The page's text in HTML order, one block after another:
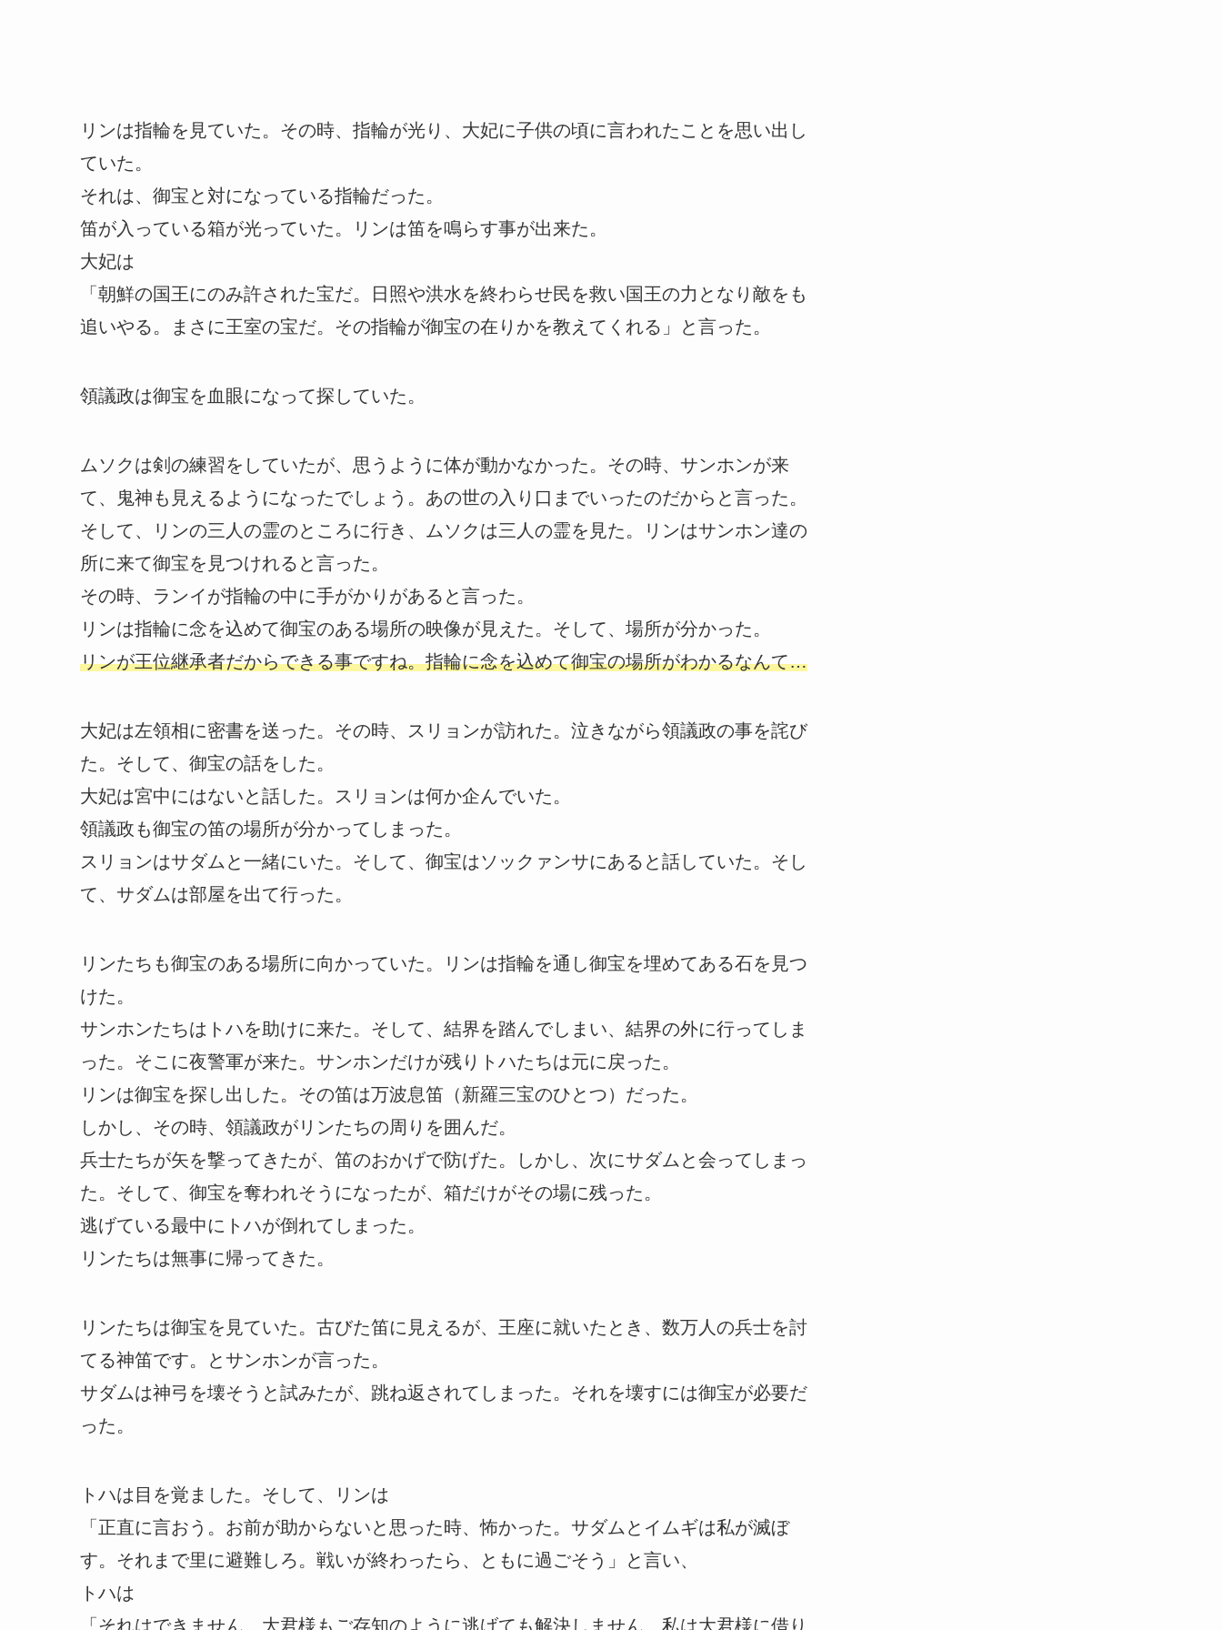
リンは指輪を見ていた。その時、指輪が光り、大妃に子供の頃に言われたことを思い出し
ていた。
それは、御宝と対になっている指輪だった。
笛が入っている箱が光っていた。リンは笛を鳴らす事が出来た。
大妃は
「朝鮮の国王にのみ許された宝だ。日照や洪水を終わらせ民を救い国王の力となり敵をも
追いやる。まさに王室の宝だ。その指輪が御宝の在りかを教えてくれる」と言った。
領議政は御宝を血眼になって探していた。
ムソクは剣の練習をしていたが、思うように体が動かなかった。その時、サンホンが来
て、鬼神も見えるようになったでしょう。あの世の入り口までいったのだからと言った。
そして、リンの三人の霊のところに行き、ムソクは三人の霊を見た。リンはサンホン達の
所に来て御宝を見つけれると言った。
その時、ランイが指輪の中に手がかりがあると言った。
リンは指輪に念を込めて御宝のある場所の映像が見えた。そして、場所が分かった。
リンが王位継承者だからできる事ですね。指輪に念を込めて御宝の場所がわかるなんて…
大妃は左領相に密書を送った。その時、スリョンが訪れた。泣きながら領議政の事を詫び
た。そして、御宝の話をした。
大妃は宮中にはないと話した。スリョンは何か企んでいた。
領議政も御宝の笛の場所が分かってしまった。
スリョンはサダムと一緒にいた。そして、御宝はソックァンサにあると話していた。そし
て、サダムは部屋を出て行った。
リンたちも御宝のある場所に向かっていた。リンは指輪を通し御宝を埋めてある石を見つ
けた。
サンホンたちはトハを助けに来た。そして、結界を踏んでしまい、結界の外に行ってしま
った。そこに夜警軍が来た。サンホンだけが残りトハたちは元に戻った。
リンは御宝を探し出した。その笛は万波息笛（新羅三宝のひとつ）だった。
しかし、その時、領議政がリンたちの周りを囲んだ。
兵士たちが矢を撃ってきたが、笛のおかげで防げた。しかし、次にサダムと会ってしまっ
た。そして、御宝を奪われそうになったが、箱だけがその場に残った。
逃げている最中にトハが倒れてしまった。
リンたちは無事に帰ってきた。
リンたちは御宝を見ていた。古びた笛に見えるが、王座に就いたとき、数万人の兵士を討
てる神笛です。とサンホンが言った。
サダムは神弓を壊そうと試みたが、跳ね返されてしまった。それを壊すには御宝が必要だ
った。
トハは目を覚ました。そして、リンは
「正直に言おう。お前が助からないと思った時、怖かった。サダムとイムギは私が滅ぼ
す。それまで里に避難しろ。戦いが終わったら、ともに過ごそう」と言い、
トハは
「それはできません。大君様もご存知のように逃げても解決しません。私は大君様に借り